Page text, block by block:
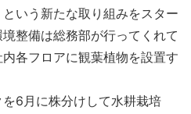
という新たな取り組みをスター
整備は総務部が行ってくれて
各フロアに観葉植物を設置す
6月に株分けして水耕栽培